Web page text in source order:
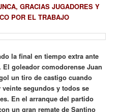
GRACIAS JUGADORES Y
POR EL TRABAJO
la final en tiempo extra ante
El goleador comodorense Juan
un tiro de castigo cuando
segundos y todos se
En el arranque del partido
un gran remate de Santino